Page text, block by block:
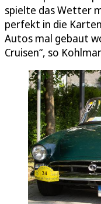
spielte das Wetter
perfekt in die
Autos mal gebaut
Cruisen“, so